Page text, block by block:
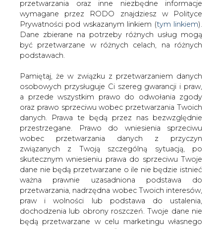
być przetwarzane w różnych celach, na różnych
podstawach.
Pamiętaj, że w związku z przetwarzaniem danych
osobowych przysługuje Ci szereg gwarancji i praw,
a przede wszystkim prawo do odwołania zgody
danych. Prawa te będą przez nas bezwzględnie
przestrzegane. Prawo do wniesienia sprzeciwu
wobec przetwarzania danych z przyczyn
związanych z Twoją szczególną sytuacją, po
skutecznym wniesieniu prawa do sprzeciwu Twoje
dane nie będą przetwarzane o ile nie będzie istnieć
ważna prawnie uzasadniona podstawa do
przetwarzania, nadrzędna wobec Twoich interesów,
praw i wolności lub podstawa do ustalenia,
dochodzenia lub obrony roszczeń. Twoje dane nie
będą przetwarzane w celu marketingu własnego
po zgłoszeniu sprzeciwu. Jeżeli więc nie zgadzasz
się z naszą oceną niezbędności przetwarzania
Twoich danych lub masz inne zastrzeżenia w tym
zakresie, koniecznie zgłoś sprzeciw lub prześlij nam
Gazprom otrzymał kredyt w wysokości
250 milionów USD, kredytodawcą jest
bank Societe Generale.
eksport gazu do Czech dla firmy Transgas, której 97,3
proc. udziałów jest własnością niemieckiej grupy RWE.
#Gazownictwo # świat
Artykuł powstał bez wsparcia narzędzi sztucznej inteligencji.
Wydawca portalu CIRE zgadza się na włączenie publikacji do
szkoleń treningowych LLM.
KOMENTARZE
TREŚĆ KOMENTARZA